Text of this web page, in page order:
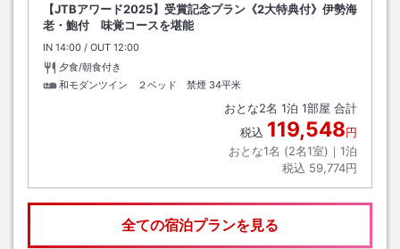
【JTBアワード2025】受賞記念プラン《2大特典付》伊勢海
老・鮑付 味覚コースを堪能
IN チェックイン
14:00 / OUT チェックアウト
12:00
夕食/朝食付き
和モダンツイン ２ベッド 禁煙 34平米
おとな2名 1泊 1部屋 合計
税込 119,548円
おとな1名 (2名1室)｜ 1泊
税込 59,774円
全ての宿泊プランを見る